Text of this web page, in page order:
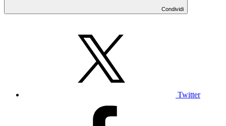
Condividi
Twitter